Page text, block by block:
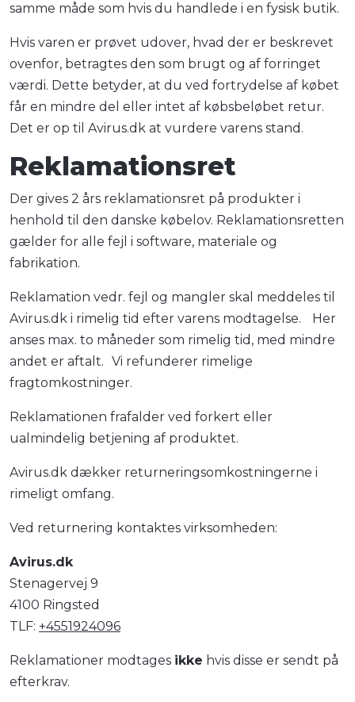
samme måde som hvis du handlede i en fysisk butik.
Hvis varen er prøvet udover, hvad der er beskrevet
ovenfor, betragtes den som brugt og af forringet
værdi. Dette betyder, at du ved fortrydelse af købet
får en mindre del eller intet af købsbeløbet retur.
Det er op til Avirus.dk at vurdere varens stand.
Reklamationsret
Der gives 2 års reklamationsret på produkter i
henhold til den danske købelov. Reklamationsretten
gælder for alle fejl i software, materiale og
fabrikation.
Reklamation vedr. fejl og mangler skal meddeles til
Avirus.dk i rimelig tid efter varens modtagelse. Her
anses max. to måneder som rimelig tid, med mindre
andet er aftalt. Vi refunderer rimelige
fragtomkostninger.
Reklamationen frafalder ved forkert eller
ualmindelig betjening af produktet.
Avirus.dk dækker returneringsomkostningerne i
rimeligt omfang.
Ved returnering kontaktes virksomheden:
Avirus.dk
Stenagervej 9
4100 Ringsted
TLF: +4551924096
Reklamationer modtages ikke hvis disse er sendt på
efterkrav.